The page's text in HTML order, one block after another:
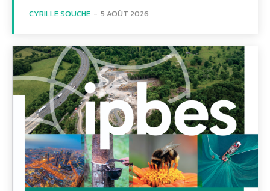
CYRILLE SOUCHE - 5 AOÛT 2026